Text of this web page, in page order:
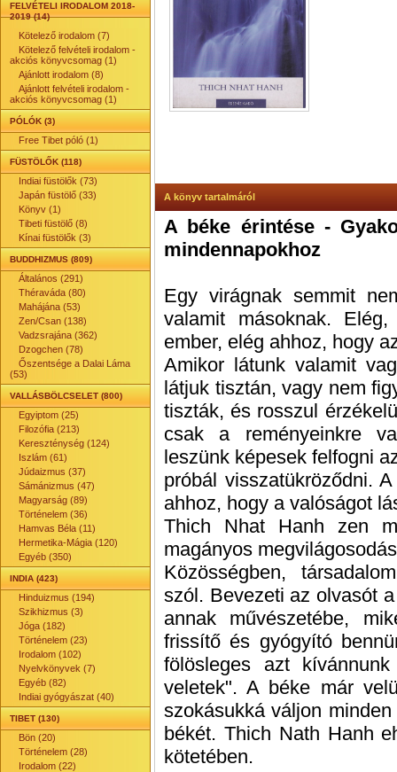
FELVÉTELI IRODALOM 2018-
2019 (14)
Kötelező irodalom (7)
Kötelező felvételi irodalom -
akciós könyvcsomag (1)
Ajánlott irodalom (8)
Ajánlott felvételi irodalom -
akciós könyvcsomag (1)
PÓLÓK (3)
Free Tibet póló (1)
FÜSTÖLŐK (118)
Indiai füstölők (73)
Japán füstölő (33)
Könyv (1)
Tibeti füstölő (8)
Kínai füstölők (3)
BUDDHIZMUS (809)
Általános (291)
Théraváda (80)
Mahájána (53)
Zen/Csan (138)
Vadzsrajána (362)
Dzogchen (78)
Őszentsége a Dalai Láma
(53)
VALLÁSBÖLCSELET (800)
Egyiptom (25)
Filozófia (213)
Kereszténység (124)
Iszlám (61)
Júdaizmus (37)
Sámánizmus (47)
Magyarság (89)
Történelem (36)
Hamvas Béla (11)
Hermetika-Mágia (120)
Egyéb (350)
INDIA (423)
Hinduizmus (194)
Szikhizmus (3)
Jóga (182)
Történelem (23)
Irodalom (102)
Nyelvkönyvek (7)
Egyéb (82)
Indiai gyógyászat (40)
TIBET (130)
Bön (20)
Történelem (28)
Irodalom (22)
A könyv tartalmáról
A béke érintése -
mindennapokhoz
Egy virágnak semmit
valamit másoknak.
ember, elég ahhoz, hogy
Amikor látunk valamit
látjuk tisztán, vagy nem
tiszták, és rosszul
csak a reményeinkre
leszünk képesek felfogni
próbál visszatükröződni.
ahhoz, hogy a valóságot
Thich Nhat Hanh zen
magányos
Közösségben,
szól. Bevezeti az olvasót
annak művészetébe,
frissítő és gyógyító
fölösleges azt
veletek". A béke már
szokásukká váljon
békét. Thich Nath Hanh
kötetében.